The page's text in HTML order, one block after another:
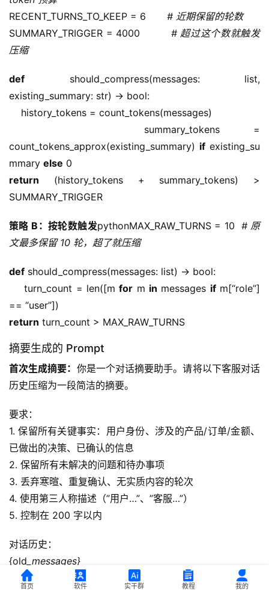
RECENT_TURNS_TO_KEEP = 6 # 近期保留的轮数
SUMMARY_TRIGGER = 4000 # 超过这个数就触发
压缩
def should_compress(messages: list,
existing_summary: str) -> bool:
history_tokens = count_tokens(messages)
summary_tokens =
count_tokens_approx(existing_summary) if existing_su
mmary else 0
return (history_tokens + summary_tokens) >
SUMMARY_TRIGGER
策略 B：按轮数触发pythonMAX_RAW_TURNS = 10 # 原
文最多保留 10 轮，超了就压缩
def should_compress(messages: list) -> bool:
turn_count = len([m for m in messages if m[“role”]
== “user”])
return turn_count > MAX_RAW_TURNS
摘要生成的 Prompt
首次生成摘要： 你是一个对话摘要助手。请将以下客服对话
历史压缩为一段简洁的摘要。
要求：
1. 保留所有关键事实：用户身份、涉及的产品/订单/金额、
已做出的决策、已确认的信息
2. 保留所有未解决的问题和待办事项
3. 丢弃寒暄、重复确认、无实质内容的轮次
4. 使用第三人称描述（”用户…”、”客服…”）
5. 控制在 200 字以内
对话历史：
{old _messages}
首页 软件 实干群 教程 我的